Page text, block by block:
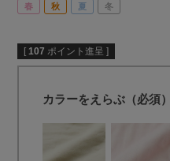
春 秋 夏 冬
[ 107 ポイント進呈 ]
カラーをえらぶ（必須）